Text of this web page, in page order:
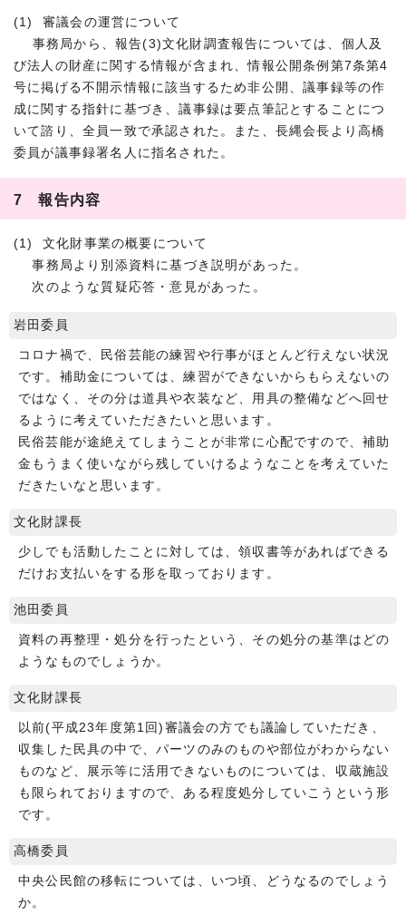
(1) 審議会の運営について
事務局から、報告(3)文化財調査報告については、個人及
び法人の財産に関する情報が含まれ、情報公開条例第7条第4
号に掲げる不開示情報に該当するため非公開、議事録等の作
成に関する指針に基づき、議事録は要点筆記とすることにつ
いて諮り、全員一致で承認された。また、長縄会長より高橋
委員が議事録署名人に指名された。
7 報告内容
(1) 文化財事業の概要について
事務局より別添資料に基づき説明があった。
次のような質疑応答・意見があった。
岩田委員
コロナ禍で、民俗芸能の練習や行事がほとんど行えない状況
です。補助金については、練習ができないからもらえないの
ではなく、その分は道具や衣装など、用具の整備などへ回せ
るように考えていただきたいと思います。
民俗芸能が途絶えてしまうことが非常に心配ですので、補助
金もうまく使いながら残していけるようなことを考えていた
だきたいなと思います。
文化財課長
少しでも活動したことに対しては、領収書等があればできる
だけお支払いをする形を取っております。
池田委員
資料の再整理・処分を行ったという、その処分の基準はどの
ようなものでしょうか。
文化財課長
以前(平成23年度第1回)審議会の方でも議論していただき、
収集した民具の中で、パーツのみのものや部位がわからない
ものなど、展示等に活用できないものについては、収蔵施設
も限られておりますので、ある程度処分していこうという形
です。
高橋委員
中央公民館の移転については、いつ頃、どうなるのでしょう
か。